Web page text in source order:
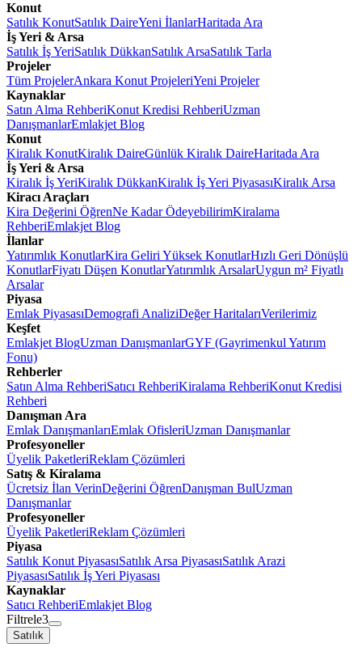
Konut
Satılık KonutSatılık DaireYeni İlanlarHaritada Ara
İş Yeri & Arsa
Satılık İş YeriSatılık DükkanSatılık ArsaSatılık Tarla
Projeler
Tüm ProjelerAnkara Konut ProjeleriYeni Projeler
Kaynaklar
Satın Alma RehberiKonut Kredisi RehberiUzman
DanışmanlarEmlakjet Blog
Konut
Kiralık KonutKiralık DaireGünlük Kiralık DaireHaritada Ara
İş Yeri & Arsa
Kiralık İş YeriKiralık DükkanKiralık İş Yeri PiyasasıKiralık Arsa
Kiracı Araçları
Kira Değerini ÖğrenNe Kadar ÖdeyebilirimKiralama
RehberiEmlakjet Blog
İlanlar
Yatırımlık KonutlarKira Geliri Yüksek KonutlarHızlı Geri Dönüşlü
KonutlarFiyatı Düşen KonutlarYatırımlık ArsalarUygun m² Fiyatlı
Arsalar
Piyasa
Emlak PiyasasıDemografi AnaliziDeğer HaritalarıVerilerimiz
Keşfet
Emlakjet BlogUzman DanışmanlarGYF (Gayrimenkul Yatırım
Fonu)
Rehberler
Satın Alma RehberiSatıcı RehberiKiralama RehberiKonut Kredisi
Rehberi
Danışman Ara
Emlak DanışmanlarıEmlak OfisleriUzman Danışmanlar
Profesyoneller
Üyelik PaketleriReklam Çözümleri
Satış & Kiralama
Ücretsiz İlan VerinDeğerini ÖğrenDanışman BulUzman
Danışmanlar
Profesyoneller
Üyelik PaketleriReklam Çözümleri
Piyasa
Satılık Konut PiyasasıSatılık Arsa PiyasasıSatılık Arazi
PiyasasıSatılık İş Yeri Piyasası
Kaynaklar
Satıcı RehberiEmlakjet Blog
Filtrele3
Satılık